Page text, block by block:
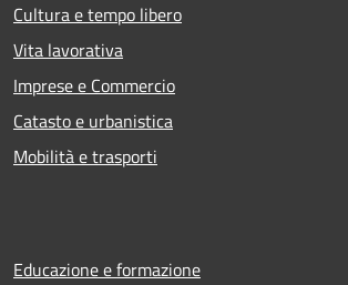
Cultura e tempo libero
Vita lavorativa
Imprese e Commercio
Catasto e urbanistica
Mobilità e trasporti
Educazione e formazione